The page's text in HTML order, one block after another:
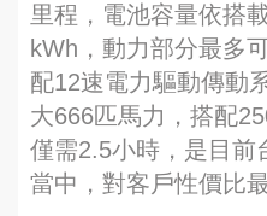
里程，電池容量依搭
kWh，動力部分最多
配12速電力驅動傳動
大666匹馬力，搭配
僅需2.5小時，是目前
當中，對客戶性價比